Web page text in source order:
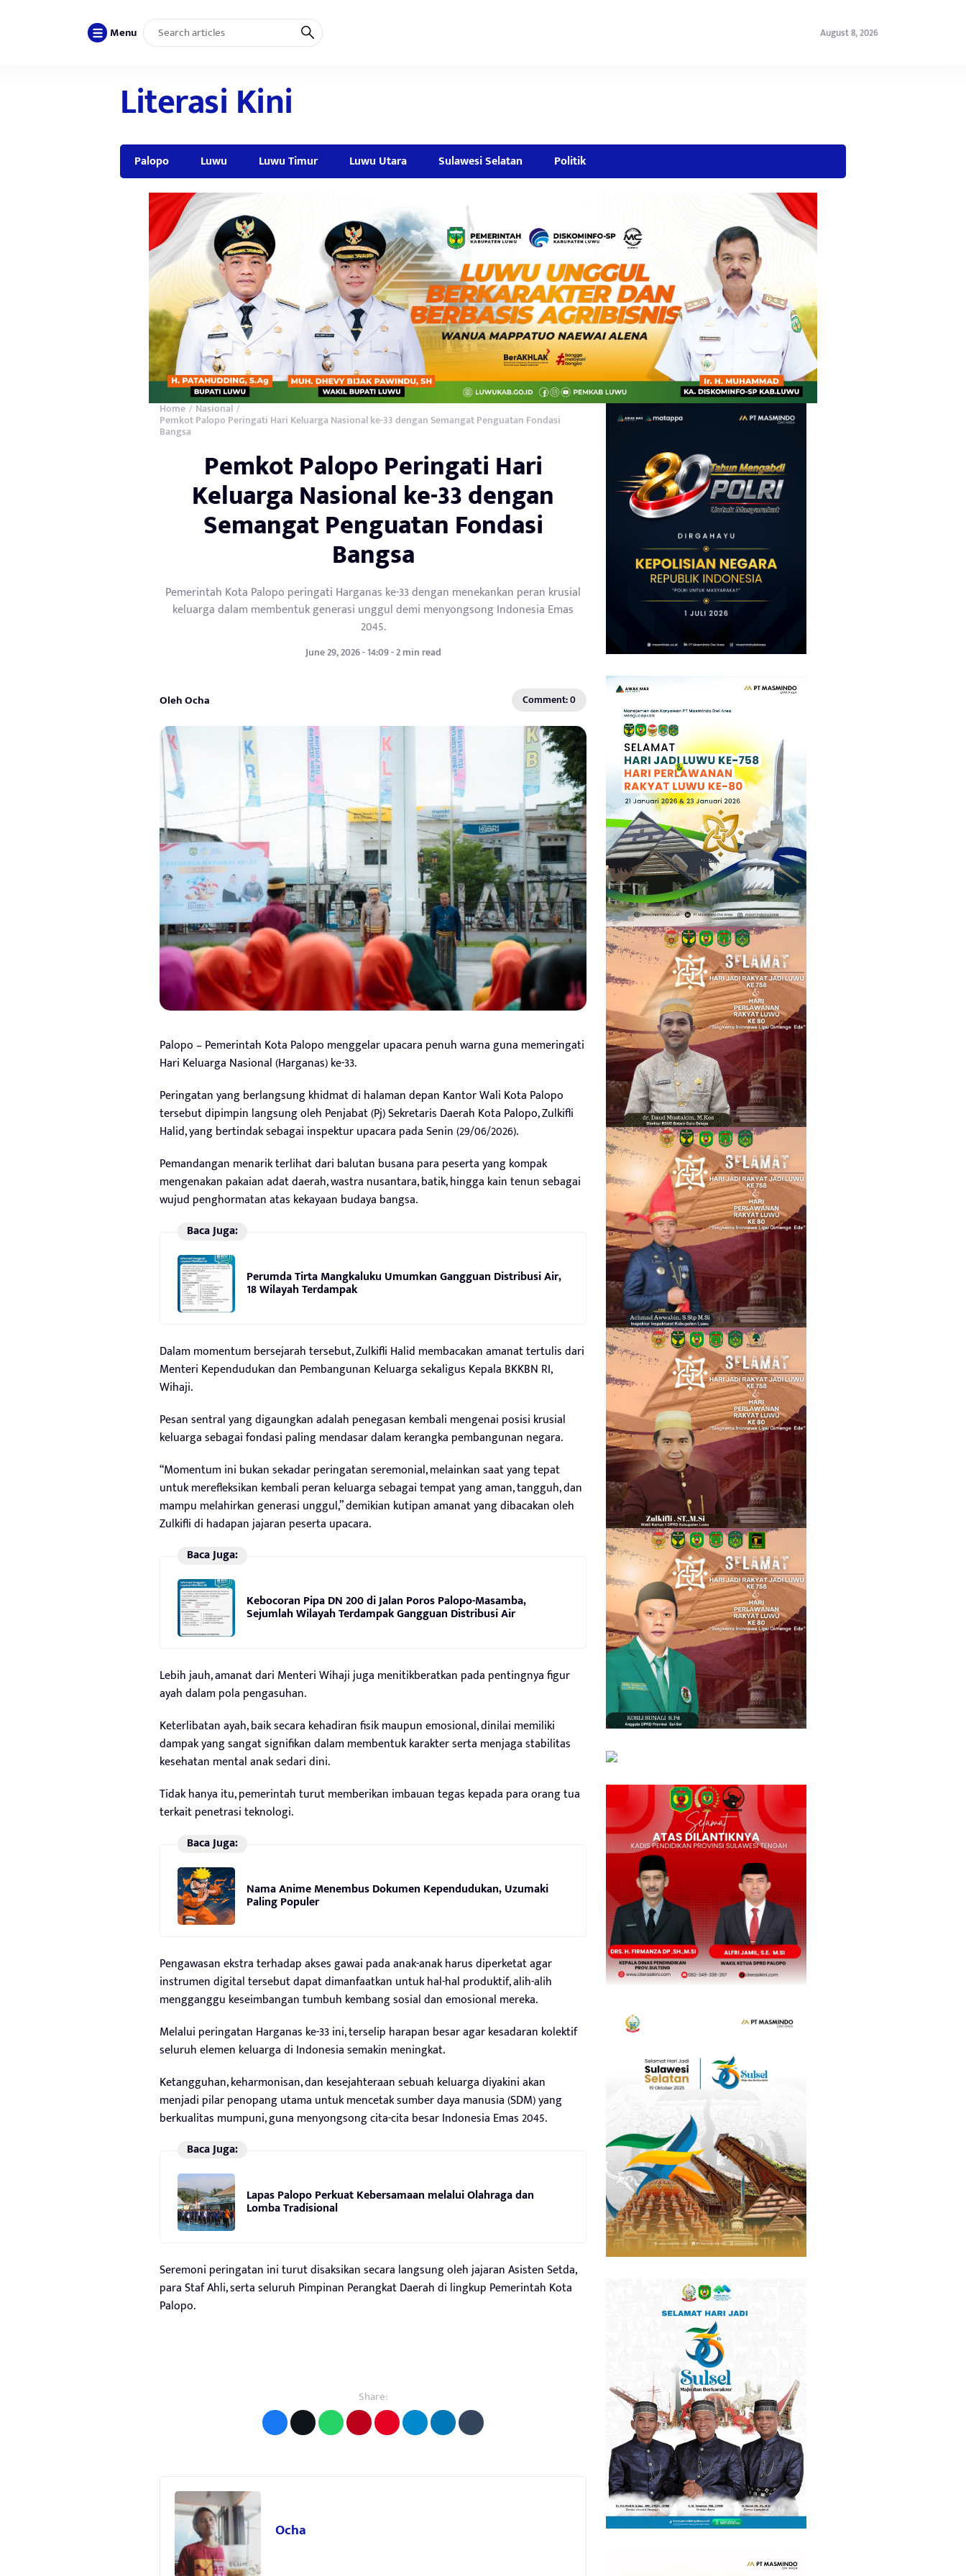
Menu August 8, 2026
Literasi Kini
Palopo Luwu Luwu Timur Luwu Utara Sulawesi Selatan Politik
Home / Nasional /
Pemkot Palopo Peringati Hari Keluarga Nasional ke-33 dengan Semangat Penguatan Fondasi
Bangsa
Pemkot Palopo Peringati Hari
Keluarga Nasional ke-33 dengan
Semangat Penguatan Fondasi
Bangsa
Pemerintah Kota Palopo peringati Harganas ke-33 dengan menekankan peran krusial
keluarga dalam membentuk generasi unggul demi menyongsong Indonesia Emas
2045.
June 29, 2026 - 14:09 - 2 min read
Oleh Ocha Comment: 0
Palopo – Pemerintah Kota Palopo menggelar upacara penuh warna guna memeringati
Hari Keluarga Nasional (Harganas) ke-33.
Peringatan yang berlangsung khidmat di halaman depan Kantor Wali Kota Palopo
tersebut dipimpin langsung oleh Penjabat (Pj) Sekretaris Daerah Kota Palopo, Zulkifli
Halid, yang bertindak sebagai inspektur upacara pada Senin (29/06/2026).
Pemandangan menarik terlihat dari balutan busana para peserta yang kompak
mengenakan pakaian adat daerah, wastra nusantara, batik, hingga kain tenun sebagai
wujud penghormatan atas kekayaan budaya bangsa.
Baca Juga:
Perumda Tirta Mangkaluku Umumkan Gangguan Distribusi Air,
18 Wilayah Terdampak
Dalam momentum bersejarah tersebut, Zulkifli Halid membacakan amanat tertulis dari
Menteri Kependudukan dan Pembangunan Keluarga sekaligus Kepala BKKBN RI,
Wihaji.
Pesan sentral yang digaungkan adalah penegasan kembali mengenai posisi krusial
keluarga sebagai fondasi paling mendasar dalam kerangka pembangunan negara.
“Momentum ini bukan sekadar peringatan seremonial, melainkan saat yang tepat
untuk merefleksikan kembali peran keluarga sebagai tempat yang aman, tangguh, dan
mampu melahirkan generasi unggul,” demikian kutipan amanat yang dibacakan oleh
Zulkifli di hadapan jajaran peserta upacara.
Baca Juga:
Kebocoran Pipa DN 200 di Jalan Poros Palopo-Masamba,
Sejumlah Wilayah Terdampak Gangguan Distribusi Air
Lebih jauh, amanat dari Menteri Wihaji juga menitikberatkan pada pentingnya figur
ayah dalam pola pengasuhan.
Keterlibatan ayah, baik secara kehadiran fisik maupun emosional, dinilai memiliki
dampak yang sangat signifikan dalam membentuk karakter serta menjaga stabilitas
kesehatan mental anak sedari dini.
Tidak hanya itu, pemerintah turut memberikan imbauan tegas kepada para orang tua
terkait penetrasi teknologi.
Baca Juga:
Nama Anime Menembus Dokumen Kependudukan, Uzumaki
Paling Populer
Pengawasan ekstra terhadap akses gawai pada anak-anak harus diperketat agar
instrumen digital tersebut dapat dimanfaatkan untuk hal-hal produktif, alih-alih
mengganggu keseimbangan tumbuh kembang sosial dan emosional mereka.
Melalui peringatan Harganas ke-33 ini, terselip harapan besar agar kesadaran kolektif
seluruh elemen keluarga di Indonesia semakin meningkat.
Ketangguhan, keharmonisan, dan kesejahteraan sebuah keluarga diyakini akan
menjadi pilar penopang utama untuk mencetak sumber daya manusia (SDM) yang
berkualitas mumpuni, guna menyongsong cita-cita besar Indonesia Emas 2045.
Baca Juga:
Lapas Palopo Perkuat Kebersamaan melalui Olahraga dan
Lomba Tradisional
Seremoni peringatan ini turut disaksikan secara langsung oleh jajaran Asisten Setda,
para Staf Ahli, serta seluruh Pimpinan Perangkat Daerah di lingkup Pemerintah Kota
Palopo.
Share:
Ocha